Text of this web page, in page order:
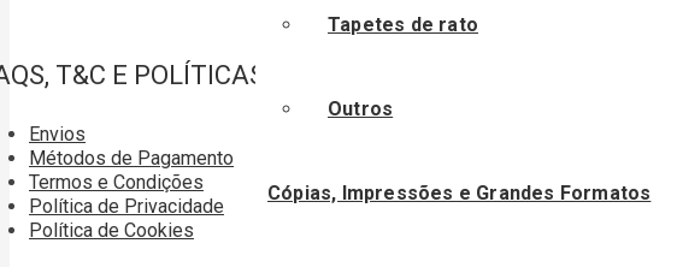
Tapetes de rato
Outros
Cópias, Impressões e Grandes Formatos
T&C E POLÍTICAS
Envios
Métodos de Pagamento
Termos e Condições
Política de Privacidade
Política de Cookies